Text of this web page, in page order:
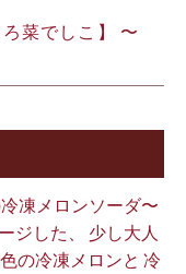
菜でしこ】 〜
凍メロンソーダ〜
ジした、 少し大人
の冷凍メロンと 冷